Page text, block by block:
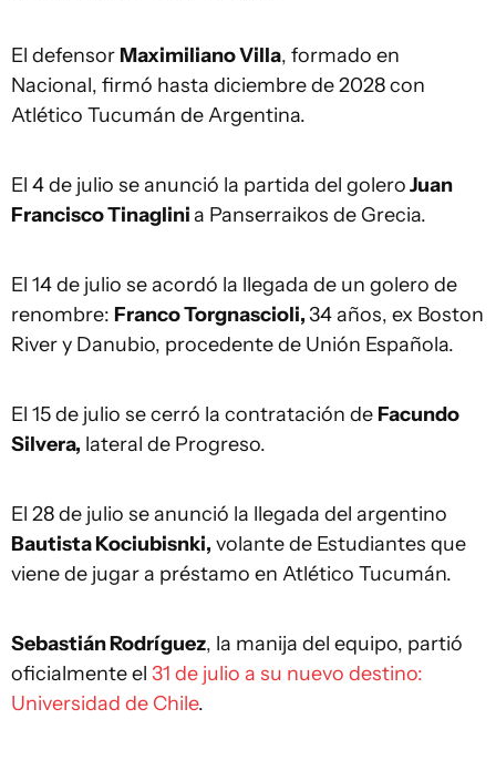
El defensor Maximiliano Villa, formado en
Nacional, firmó hasta diciembre de 2028 con
Atlético Tucumán de Argentina.
El 4 de julio se anunció la partida del goleroJuan
Francisco Tinaglinia Panserraikos de Grecia.
El 14 de julio se acordó la llegada de un golero de
renombre: Franco Torgnascioli,34 años, ex Boston
River y Danubio, procedente de Unión Española.
El 15 de julio se cerró la contratación de Facundo
Silvera, lateral de Progreso.
El 28 de julio se anunció la llegada del argentino
Bautista Kociubisnki, volante de Estudiantes que
viene de jugar a préstamo en Atlético Tucumán.
Sebastián Rodríguez, la manija del equipo, partió
oficialmente el 31 de julio a su nuevo destino:
Universidad de Chile.